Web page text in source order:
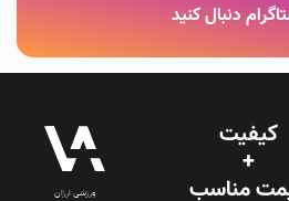
دنبال کنید
کیفیت
+
مناسب ورزشی ارزان